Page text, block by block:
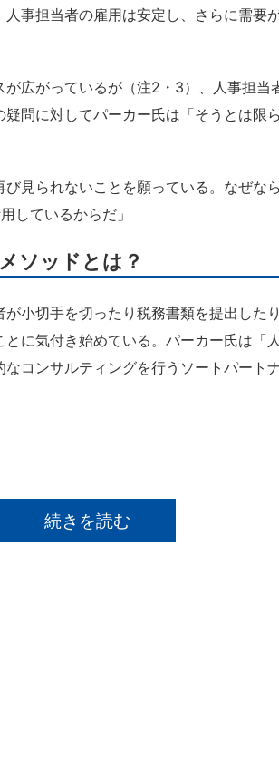
事担当者の雇用は安定し、さらに需要
広がっているが（注2・3）、人事担当
問に対してパーカー氏は「そうとは限
見られないことを願っている。なぜな
しているからだ」
ソッドとは？
小切手を切ったり税務書類を提出したり
に気付き始めている。パーカー氏は「
コンサルティングを行うソートパート
続きを読む